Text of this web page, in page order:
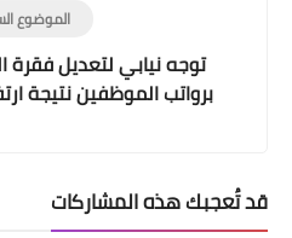
الموضوع
توجه نيابي لتعديل فقرة
برواتب الموظفين نتيجة
قد تُعجبك هذه المشاركات